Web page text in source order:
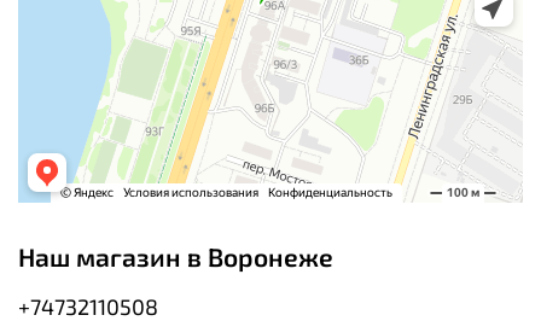
Наш магазин в Воронеже
+74732110508